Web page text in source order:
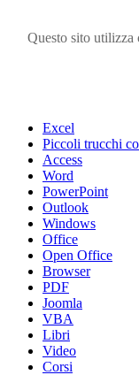
Questo sito utilizza
Excel
Piccoli trucchi
Access
Word
PowerPoint
Outlook
Windows
Office
Open Office
Browser
PDF
Joomla
VBA
Libri
Video
Corsi